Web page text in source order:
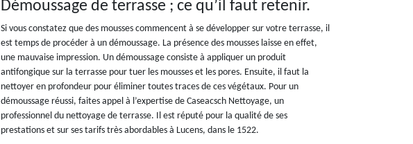
Démoussage de terrasse ; ce qu’il faut retenir.
Si vous constatez que des mousses commencent à se développer sur votre terrasse, il
est temps de procéder à un démoussage. La présence des mousses laisse en effet,
une mauvaise impression. Un démoussage consiste à appliquer un produit
antifongique sur la terrasse pour tuer les mousses et les pores. Ensuite, il faut la
nettoyer en profondeur pour éliminer toutes traces de ces végétaux. Pour un
démoussage réussi, faites appel à l’expertise de Caseacsch Nettoyage, un
professionnel du nettoyage de terrasse. Il est réputé pour la qualité de ses
prestations et sur ses tarifs très abordables à Lucens, dans le 1522.